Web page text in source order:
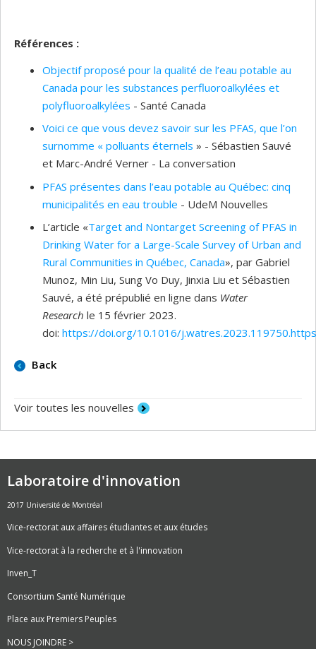
Références :
Objectif proposé pour la qualité de l’eau potable au
Canada pour les substances perfluoroalkylées et
polyfluoroalkylées - Santé Canada
Voici ce que vous devez savoir sur les PFAS, que l’on
surnomme « polluants éternels » - Sébastien Sauvé
et Marc-André Verner - La conversation
PFAS présentes dans l’eau potable au Québec: cinq
municipalités en eau trouble - UdeM Nouvelles
L’article «Target and Nontarget Screening of PFAS in
Drinking Water for a Large-Scale Survey of Urban and
Rural Communities in Québec, Canada», par Gabriel
Munoz, Min Liu, Sung Vo Duy, Jinxia Liu et Sébastien
Sauvé, a été prépublié en ligne dans Water
Research le 15 février 2023.
doi: https://doi.org/10.1016/j.watres.2023.119750.
Back
Voir toutes les nouvelles
Laboratoire d'innovation
2017 Université de Montréal
Vice-rectorat aux affaires étudiantes et aux études
Vice-rectorat à la recherche et à l'innovation
Inven_T
Consortium Santé Numérique
Place aux Premiers Peuples
NOUS JOINDRE >